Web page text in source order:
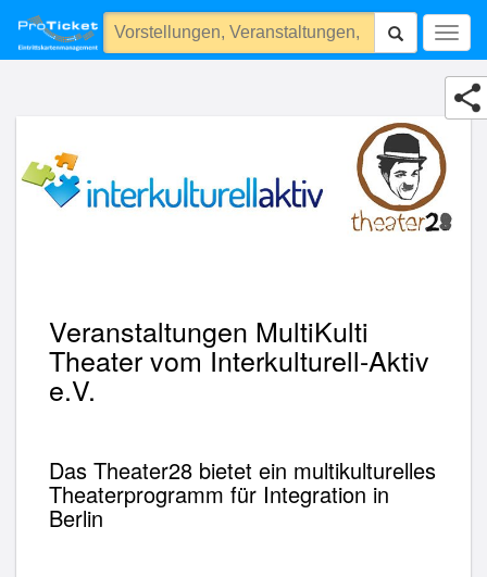
Interkulturell-Aktiv e.V.
Veranstaltungen MultiKulti
Theater vom Interkulturell-Aktiv
e.V.
Das Theater28 bietet ein multikulturelles
Theaterprogramm für Integration in
Berlin